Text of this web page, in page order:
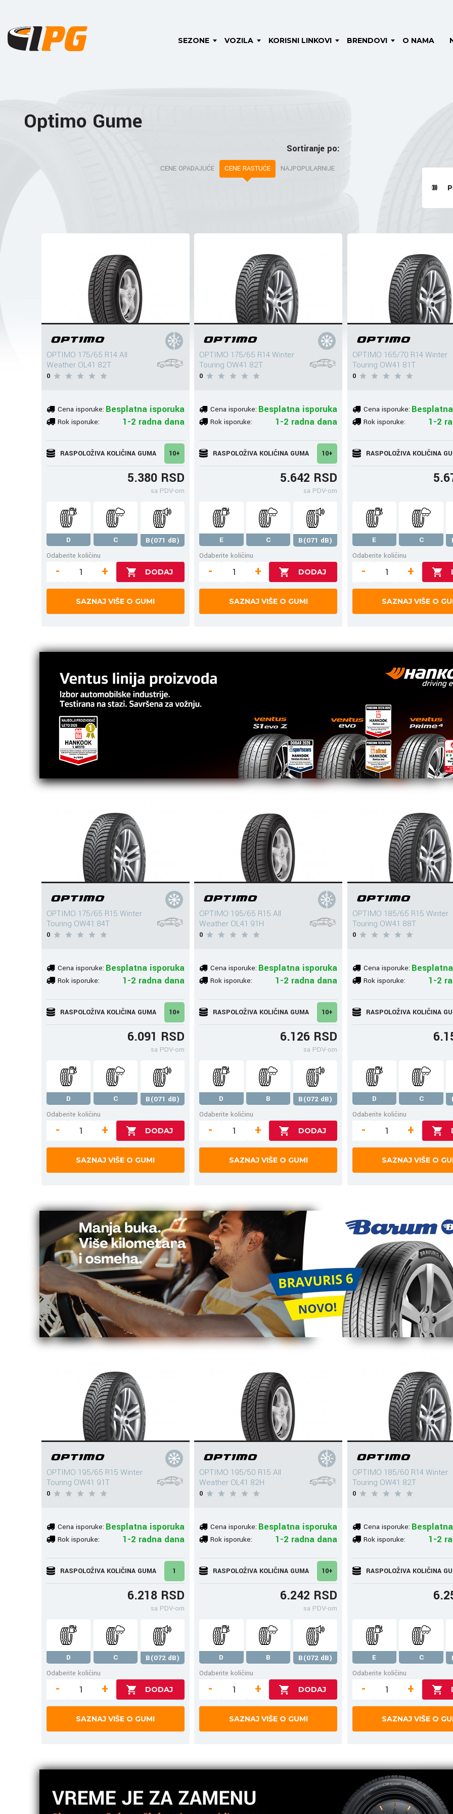
SEZONE VOZILA KORISNI LINKOVI BRENDOVI O NAMA
Optimo Gume
Sortiranje po:
CENE OPADAJUĆE CENE RASTUĆE NAJPOPULARNIJE
OPTIMO 175/65 R14 All
Weather OL41 82T
0
Cena isporuke: Besplatna isporuka
Rok isporuke: 1-2 radna dana
RASPOLOŽIVA KOLIČINA GUMA 10+
5.380 RSD
sa PDV-om
D C
B(071 dB)
Odaberite količinu
- +
SAZNAJ VIŠE O GUMI
OPTIMO 175/65 R14 Winter
Touring OW41 82T
0
Cena isporuke: Besplatna isporuka
Rok isporuke: 1-2 radna dana
RASPOLOŽIVA KOLIČINA GUMA 10+
5.642 RSD
sa PDV-om
E C
B(071 dB)
Odaberite količinu
- +
SAZNAJ VIŠE O GUMI
OPTIMO 165/70 R14 Winter
Touring OW41 81T
0
Cena isporuke:
Rok isporuke: 1-2
RASPOLOŽIVA KOLIČINA
E C
Odaberite količinu
- +
SAZNAJ VIŠE O
OPTIMO 175/65 R15 Winter
Touring OW41 84T
0
Cena isporuke: Besplatna isporuka
Rok isporuke: 1-2 radna dana
RASPOLOŽIVA KOLIČINA GUMA 10+
6.091 RSD
sa PDV-om
D C
B(071 dB)
Odaberite količinu
- +
SAZNAJ VIŠE O GUMI
OPTIMO 195/65 R15 All
Weather OL41 91H
0
Cena isporuke: Besplatna isporuka
Rok isporuke: 1-2 radna dana
RASPOLOŽIVA KOLIČINA GUMA 10+
6.126 RSD
sa PDV-om
D B
B(072 dB)
Odaberite količinu
- +
SAZNAJ VIŠE O GUMI
OPTIMO 185/65 R15 Winter
Touring OW41 88T
0
Cena isporuke:
Rok isporuke: 1-2
RASPOLOŽIVA KOLIČINA
D C
Odaberite količinu
- +
SAZNAJ VIŠE O
OPTIMO 195/65 R15 Winter
Touring OW41 91T
0
Cena isporuke: Besplatna isporuka
Rok isporuke: 1-2 radna dana
RASPOLOŽIVA KOLIČINA GUMA 1
6.218 RSD
sa PDV-om
D C
B(072 dB)
Odaberite količinu
- +
SAZNAJ VIŠE O GUMI
OPTIMO 195/50 R15 All
Weather OL41 82H
0
Cena isporuke: Besplatna isporuka
Rok isporuke: 1-2 radna dana
RASPOLOŽIVA KOLIČINA GUMA 10+
6.242 RSD
sa PDV-om
D B
B(072 dB)
Odaberite količinu
- +
SAZNAJ VIŠE O GUMI
OPTIMO 185/60 R14 Winter
Touring OW41 82T
0
Cena isporuke:
Rok isporuke: 1-2
RASPOLOŽIVA KOLIČINA
E C
Odaberite količinu
- +
SAZNAJ VIŠE O